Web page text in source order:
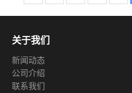
关于我们
新闻动态
公司介绍
联系我们